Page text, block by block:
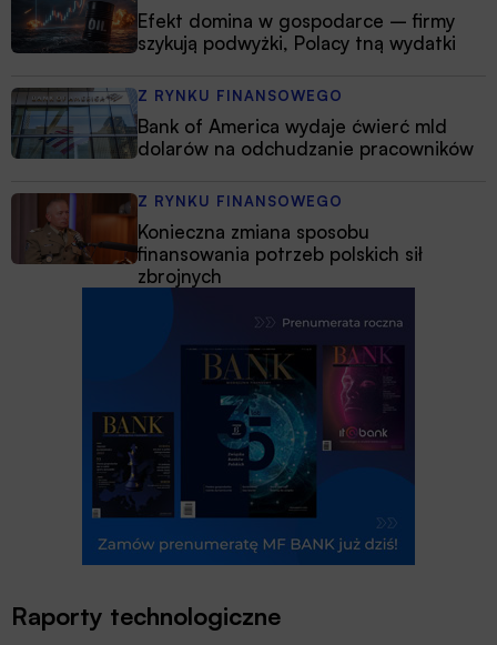
Efekt domina w gospodarce – firmy
szykują podwyżki, Polacy tną wydatki
Z RYNKU FINANSOWEGO
Bank of America wydaje ćwierć mld
dolarów na odchudzanie pracowników
Z RYNKU FINANSOWEGO
Konieczna zmiana sposobu
finansowania potrzeb polskich sił
zbrojnych
Raporty technologiczne